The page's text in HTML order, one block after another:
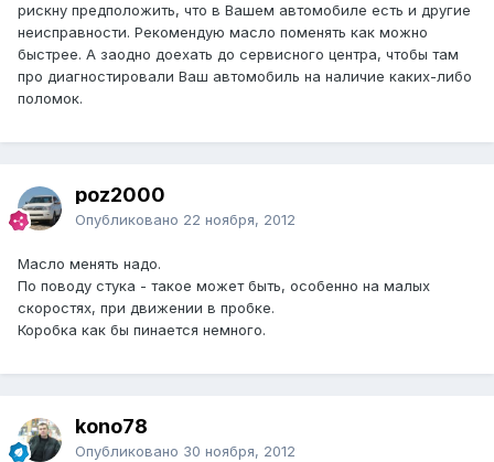
рискну предположить, что в Вашем автомобиле есть и другие
неисправности. Рекомендую масло поменять как можно
быстрее. А заодно доехать до сервисного центра, чтобы там
про диагностировали Ваш автомобиль на наличие каких-либо
поломок.
poz2000
Опубликовано 22 ноября, 2012
Масло менять надо.
По поводу стука - такое может быть, особенно на малых
скоростях, при движении в пробке.
Коробка как бы пинается немного.
kono78
Опубликовано 30 ноября, 2012